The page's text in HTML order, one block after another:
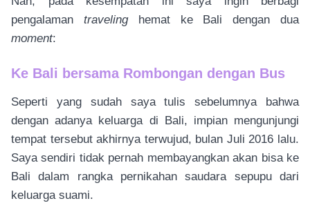
pengalaman traveling hemat ke Bali dengan dua
moment:
Ke Bali bersama Rombongan dengan Bus
Seperti yang sudah saya tulis sebelumnya bahwa
dengan adanya keluarga di Bali, impian mengunjungi
tempat tersebut akhirnya terwujud, bulan Juli 2016 lalu.
Saya sendiri tidak pernah membayangkan akan bisa ke
Bali dalam rangka pernikahan saudara sepupu dari
keluarga suami.